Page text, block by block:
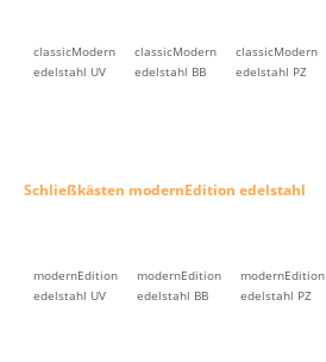
classicModern
edelstahl UV
classicModern
edelstahl BB
classicModern
edelstahl PZ
Schließkästen modernEdition edelstahl
modernEdition
edelstahl UV
modernEdition
edelstahl BB
modernEdition
edelstahl PZ